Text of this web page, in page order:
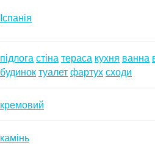
Іспанія
підлогастінатераса кухня ванна
будиноктуалетфартухсходи
кремовий
камінь